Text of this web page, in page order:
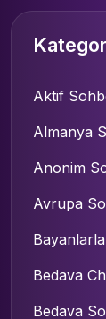
Aktif
Almanya
Anonim
Avrupa
Bedava
Bedava